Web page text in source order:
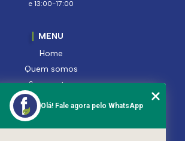
e 13:00-17:00
MENU
Home
Quem somos
Segmentos
Serviços
Produtos
Contato
Olá! Fale agora pelo WhatsApp